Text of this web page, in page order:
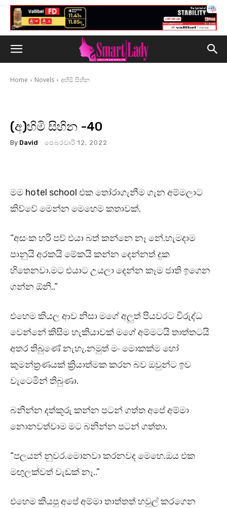
Home Novels අහිමි සිහින
(අ)හිමි සිහින -40
By David පෙබරවාරි 12, 2022
මම hotel school එක තෝරාගැනීම ගැන අම්මලාට
කිව්වේ මෙන්න මෙහෙම කතාවක්.
“අසංක හරි පව් එයා බත් කන්නෙ නෑ නේ.හැමදාම
පානුයි අරකයි මේකයි කන්න දෙන්නත් දුක
හිතෙනවා.මට එයාට උයලා දෙන්න කෑම ජාති ඉගෙන
ගන්න ඕනි..”
එහෙම කියල ආව නිසා මගේ අලුත් පියවරට විරුද්ධ
වෙන්නේ කිසිම හැකියාවක් මගේ අම්මටයි තාත්තටයි
අතර තිබුණේ නැහැ.නමුත් මං මොකක්ම හෝ
කුමන්ත්‍රණයක් ක්‍රියාත්මක කරන බව ඔවුන්ට ඉව
වැටෙමින් තිබුණා.
බනින්න දත්කූරු කන්න පටන් ගත්ත අපේ අම්මා
නොනවත්වාම මට බනින්න පටන් ගත්තා.
“පලයන් නුවර.මොනවා කරනවද මෙහෙ.ඔය එක
මඟුලක්වත් වැඩක් නෑ..”
එහෙම කියපු අපේ අම්මා තාත්තත් හවුල් කරගෙන